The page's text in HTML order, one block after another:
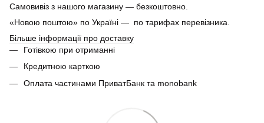
Самовивіз з нашого магазину — безкоштовно.
«Новою поштою» по Україні — по тарифах перевізника.
Більше інформації про доставку
Готівкою при отриманні
Кредитною карткою
Оплата частинами ПриватБанк та monobank